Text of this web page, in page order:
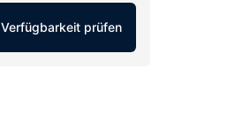
Verfügbarkeit prüfen